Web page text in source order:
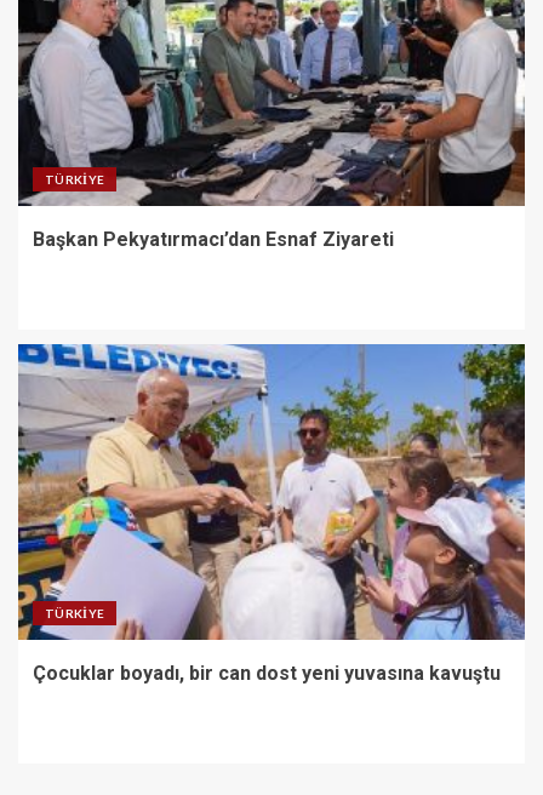
TÜRKIYE
Başkan Pekyatırmacı’dan Esnaf Ziyareti
TÜRKIYE
Çocuklar boyadı, bir can dost yeni yuvasına kavuştu